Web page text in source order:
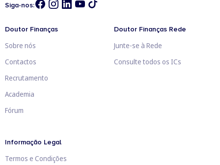
Siga-nos:
Doutor Finanças
Sobre nós
Contactos
Recrutamento
Academia
Fórum
Doutor Finanças Rede
Junte-se à Rede
Consulte todos os ICs
Informação Legal
Termos e Condições